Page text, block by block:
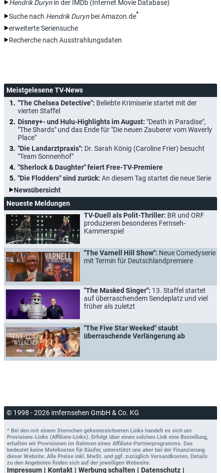
Hendrik Duryn in der IMDb (Internet Movie Database)
Suche nach Hendrik Duryn bei Amazon.de*
erweiterte Seriensuche
Recherche nach Ausstrahlungsdaten
Meistgelesene TV-News
"The Chelsea Detective": Beliebte Krimiserie startet mit der
vierten Staffel
Disney+- und Hulu-Highlights im August: "Death in Paradise",
"The Shards" und das Ende für "Die neuen Zauberer vom Waverly
Place"
"Die Landarztpraxis": Dr. Sarah König (Caroline Frier) besucht
"Team Sonnenhof"
"Sherlock & Daughter" feiert Free-TV-Premiere
"Die Flodders" sind zurück: An diesem Tag startet die neue Serie
Newsübersicht
Neueste Meldungen
TV-Duell als Polit-Thriller: BR und ORF
produzieren besonderes Fernseh-
Kammerspiel
"The Varnell Hill Show": Neue Comedyserie
mit Termin für Deutschlandpremiere
"The Masked Singer": 13. Staffel startet
auf überraschendem Sendeplatz und viel
früher als zuletzt
"The Five Star Weeked" staubt
überraschende Verlängerung ab
© 1998 - 2026 imfernsehen GmbH & Co. KG
* Bei den mit einem Sternchen gekennzeichneten Links handelt es sich um
Provisions-Links (Affiliate-Links). Erfolgt über einen solchen Link eine Bestellung,
erhalten wir Provisionen im Rahmen eines Affiliate-Partnerprogramms. Das
bedeutet keine Mehrkosten für Käufer, unterstützt uns aber bei der Finanzierung
dieser Website. Alle Preise inkl. MwSt. und ggf. zuzüglich Versandkosten. Details
zu den Angeboten finden sich auf der jeweiligen Webseite.
Impressum Kontakt Werbung schalten Datenschutz